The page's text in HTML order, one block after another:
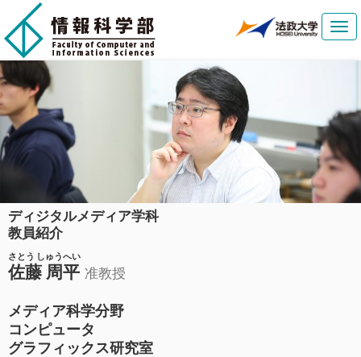
ディジタルメディア学科
教員紹介
佐藤 周平
さとう しゅうへい
准教授
メディア科学分野
コンピュータ
グラフィックス研究室